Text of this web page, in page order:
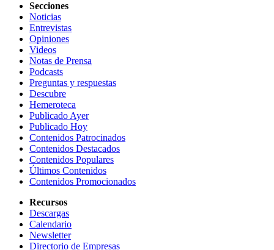
Secciones
Noticias
Entrevistas
Opiniones
Videos
Notas de Prensa
Podcasts
Preguntas y respuestas
Descubre
Hemeroteca
Publicado Ayer
Publicado Hoy
Contenidos Patrocinados
Contenidos Destacados
Contenidos Populares
Últimos Contenidos
Contenidos Promocionados
Recursos
Descargas
Calendario
Newsletter
Directorio de Empresas